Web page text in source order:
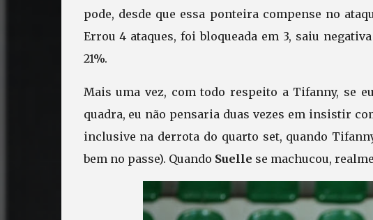
pode, desde que essa ponteira compense no
Errou 4 ataques, foi bloqueada em 3, saiu
21%.
Mais uma vez, com todo respeito a Tifanny, se
quadra, eu não pensaria duas vezes em insistir
inclusive na derrota do quarto set, quando
bem no passe). Quando Suelle se machucou,